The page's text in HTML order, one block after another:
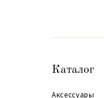
Каталог
Аксессуары